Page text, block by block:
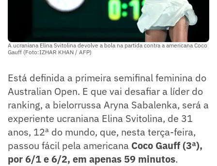
A ucraniana Elina Svitolina devolve a bola na partida contra a americana Coco
Gauff (Foto:IZHAR KHAN / AFP)
Está definida a primeira semifinal feminina do
Australian Open. E que vai desafiar a líder do
ranking, a bielorrussa Aryna Sabalenka, será a
experiente ucraniana Elina Svitolina, de 31
anos, 12ª do mundo, que, nesta terça-feira,
passou fácil pela americana Coco Gauff (3ª),
por 6/1 e 6/2, em apenas 59 minutos.